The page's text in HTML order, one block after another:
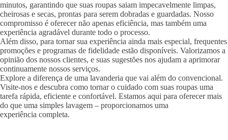
minutos, garantindo que suas roupas saiam impecavelmente limpas,
cheirosas e secas, prontas para serem dobradas e guardadas. Nosso
compromisso é oferecer não apenas eficiência, mas também uma
experiência agradável durante todo o processo.
Além disso, para tornar sua experiência ainda mais especial, frequentes
promoções e programas de fidelidade estão disponíveis. Valorizamos a
opinião dos nossos clientes, e suas sugestões nos ajudam a aprimorar
continuamente nossos serviços.
Explore a diferença de uma lavanderia que vai além do convencional.
Visite-nos e descubra como tornar o cuidado com suas roupas uma
tarefa rápida, eficiente e confortável. Estamos aqui para oferecer mais
do que uma simples lavagem – proporcionamos uma
experiência completa.